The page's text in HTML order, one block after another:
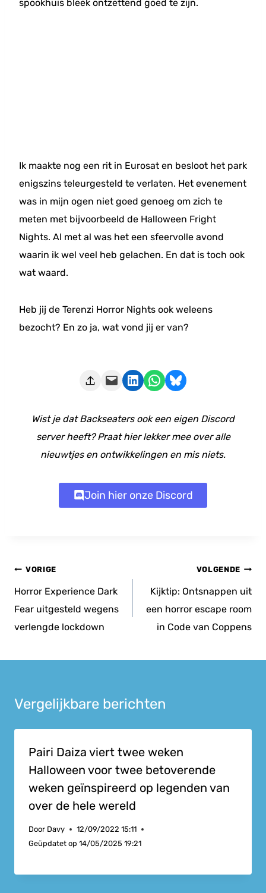
spookhuis bleek ontzettend goed te zijn.
Ik maakte nog een rit in Eurosat en besloot het park
enigszins teleurgesteld te verlaten. Het evenement
was in mijn ogen niet goed genoeg om zich te
meten met bijvoorbeeld de Halloween Fright
Nights. Al met al was het een sfeervolle avond
waarin ik wel veel heb gelachen. En dat is toch ook
wat waard.
Heb jij de Terenzi Horror Nights ook weleens
bezocht? En zo ja, wat vond jij er van?
Deze pagina e-mailen Delen op LinkedIn Delen via WhatsApp Share on Bluesky
Wist je dat Backseaters ook een eigen Discord
server heeft? Praat hier lekker mee over alle
nieuwtjes en ontwikkelingen en mis niets.
Join hier onze Discord
Bericht
navigatie
VORIGE
Horror Experience Dark
Fear uitgesteld wegens
verlengde lockdown
VOLGENDE
Kijktip: Ontsnappen uit
een horror escape room
in Code van Coppens
Vergelijkbare berichten
Pairi Daiza viert twee weken
Halloween voor twee betoverende
weken geïnspireerd op legenden van
over de hele wereld
Door Davy
12/09/2022 15:11
Geüpdatet op 14/05/2025 19:21